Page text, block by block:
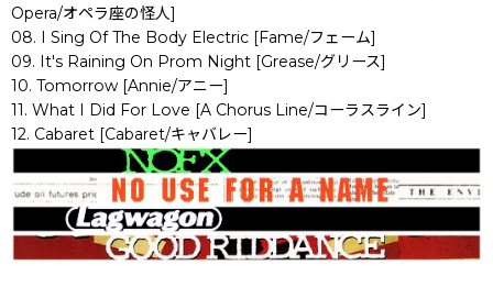
Opera/オペラ座の怪人]
08. I Sing Of The Body Electric [Fame/フェーム]
09. It's Raining On Prom Night [Grease/グリース]
10. Tomorrow [Annie/アニー]
11. What I Did For Love [A Chorus Line/コーラスライン]
12. Cabaret [Cabaret/キャバレー]